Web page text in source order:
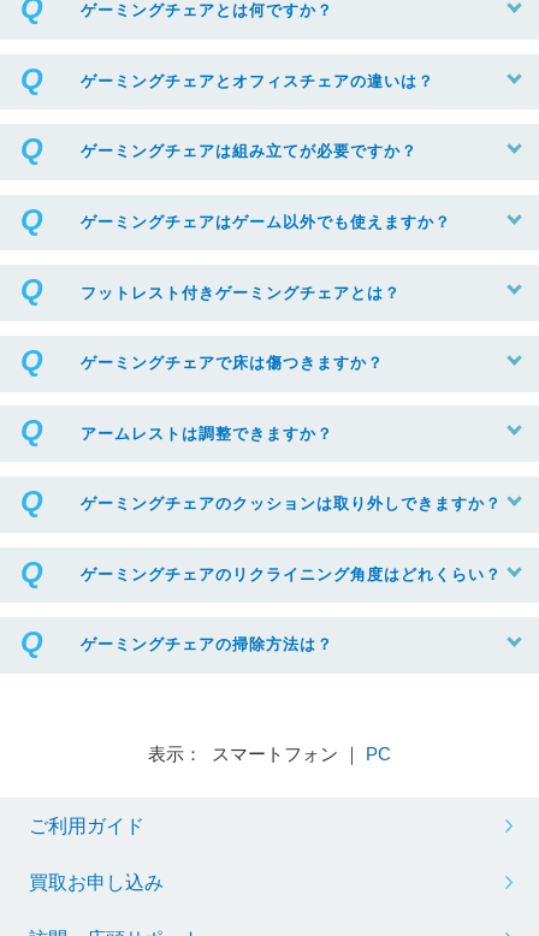
ゲーミングチェアとは何ですか？
ゲーミングチェアとオフィスチェアの違いは？
ゲーミングチェアは組み立てが必要ですか？
ゲーミングチェアはゲーム以外でも使えますか？
フットレスト付きゲーミングチェアとは？
ゲーミングチェアで床は傷つきますか？
アームレストは調整できますか？
ゲーミングチェアのクッションは取り外しできますか？
ゲーミングチェアのリクライニング角度はどれくらい？
ゲーミングチェアの掃除方法は？
表示： スマートフォン ｜ PC
ご利用ガイド
買取お申し込み